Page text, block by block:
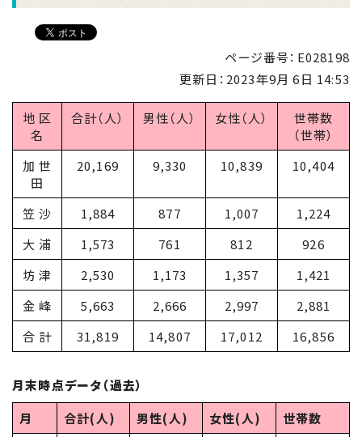
ページ番号：E028198
更新日： 2023年9月 6日 14:53
地 区
名
合計（人） 男性（人） 女性（人）
世帯数
（世帯）
加 世
田
20,169 9,330 10,839 10,404
笠 沙 1,884 877 1,007
1,224
大 浦
1,573 761 812
926
坊 津
2,530 1,173 1,357
1,421
金 峰
5,663 2,666 2,997
2,881
合 計
31,819 14,807 17,012 16,856
月末時点データ（過去）
月
合計(人) 男性(人) 女性(人)
世帯数